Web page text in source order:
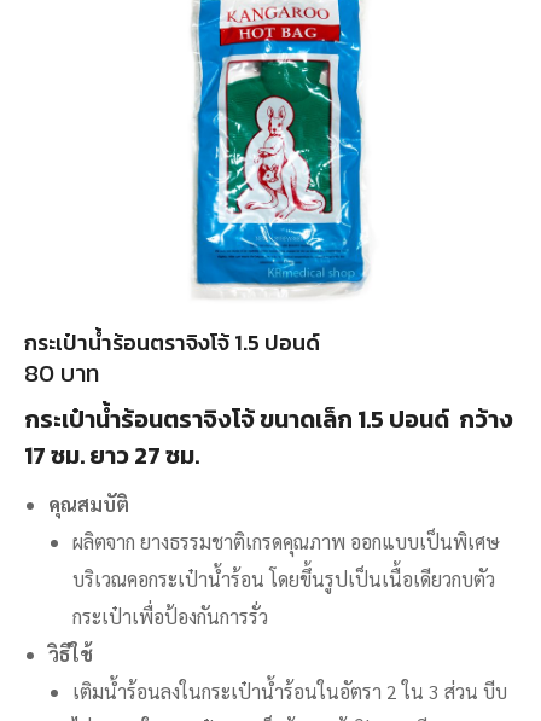
กระเป๋าน้ำร้อนตราจิงโจ้ 1.5 ปอนด์
80 บาท
กระเป๋าน้ำร้อนตราจิงโจ้ ขนาดเล็ก 1.5 ปอนด์ กว้าง
17 ซม. ยาว 27 ซม.
คุณสมบัติ
ผลิตจาก ยางธรรมชาติเกรดคุณภาพ ออกแบบเป็นพิเศษ
บริเวณคอกระเป๋าน้ำร้อน โดยขึ้นรูปเป็นเนื้อเดียวกบตัว
กระเป๋าเพื่อป้องกันการรั่ว
วิธีใช้
เติมน้ำร้อนลงในกระเป๋าน้ำร้อนในอัตรา 2 ใน 3 ส่วน บีบ